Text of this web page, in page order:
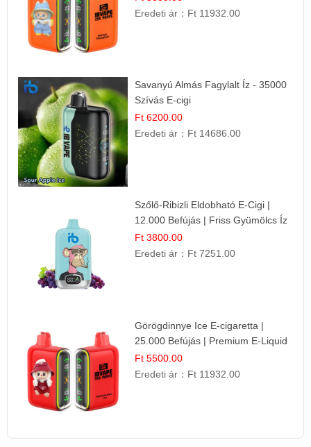
Eredeti ár： Ft 11932.00
Savanyú Almás Fagylalt Íz - 35000
Szívás E-cigi
Ft 6200.00
Eredeti ár： Ft 14686.00
Szőlő-Ribizli Eldobható E-Cigi |
12.000 Befújás | Friss Gyümölcs Íz
Ft 3800.00
Eredeti ár： Ft 7251.00
Görögdinnye Ice E-cigaretta |
25.000 Befújás | Premium E-Liquid
Ft 5500.00
Eredeti ár： Ft 11932.00